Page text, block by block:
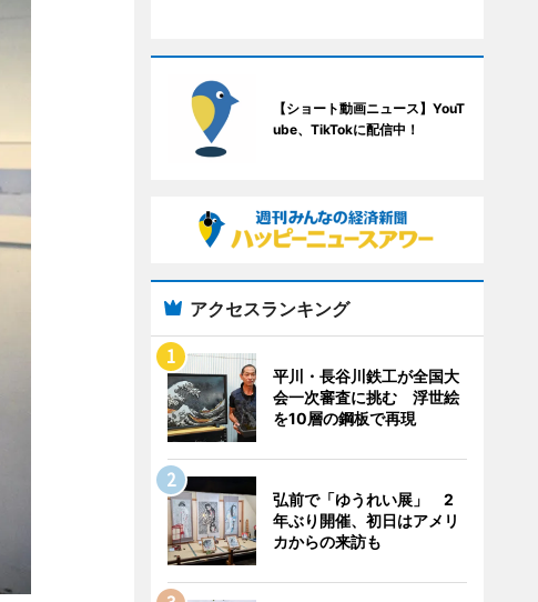
【ショート動画ニュース】YouT
ube、TikTokに配信中！
アクセスランキング
平川・長谷川鉄工が全国大
会一次審査に挑む 浮世絵
を10層の鋼板で再現
弘前で「ゆうれい展」 2
年ぶり開催、初日はアメリ
カからの来訪も